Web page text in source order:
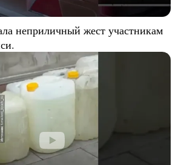
неприличный жест участникам